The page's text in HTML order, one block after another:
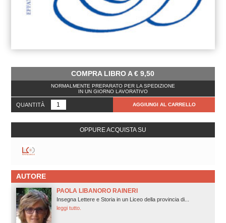
COMPRA LIBRO A€ 9,50
NORMALMENTE PREPARATO PER LA SPEDIZIONE
IN UN GIORNO LAVORATIVO
QUANTITÀ AGGIUNGI AL CARRELLO
OPPURE ACQUISTA SU
AUTORE
PAOLA LIBANORO RAINERI
Insegna Lettere e Storia in un Liceo della provincia di...
leggi tutto.